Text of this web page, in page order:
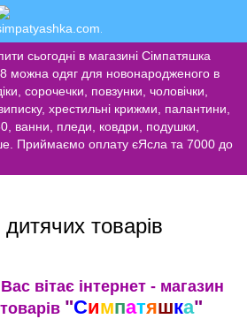
сьогодні в магазині Сімпатяшка
можна одяг для новонародженого в
сорочечки, повзунки, чоловічки,
хрестильні крижми, палантини,
ванни, пледи, ковдри, подушки,
Приймаємо оплату єЯсла та 7000 до
товарів
вітає інтернет - магазин
"Симпатяшка"